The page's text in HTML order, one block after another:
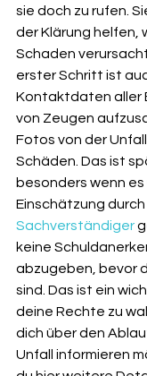
sie doch zu rufen.
der Klärung helfen,
Schaden
erster Schritt ist
Kontaktdaten aller
von Zeugen
Fotos von der
Schäden. Das ist
besonders wenn es
Einschätzung durch
Sachverständiger
keine
abzugeben, bevor
sind. Das ist ein
deine Rechte zu
dich über den
Unfall informieren